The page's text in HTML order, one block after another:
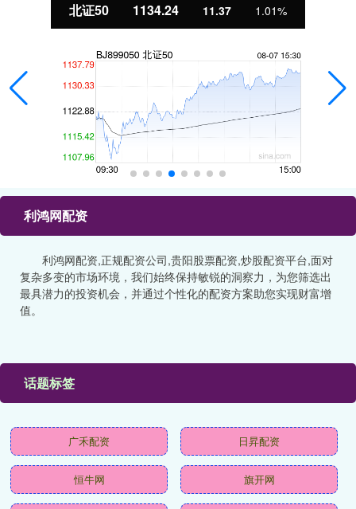
北证50 1134.24 11.37 1.01%
利鸿网配资
利鸿网配资,正规配资公司,贵阳股票配资,炒股配资平台,面对
复杂多变的市场环境，我们始终保持敏锐的洞察力，为您筛选出
最具潜力的投资机会，并通过个性化的配资方案助您实现财富增
值。
话题标签
广禾配资 日昇配资
恒牛网 旗开网